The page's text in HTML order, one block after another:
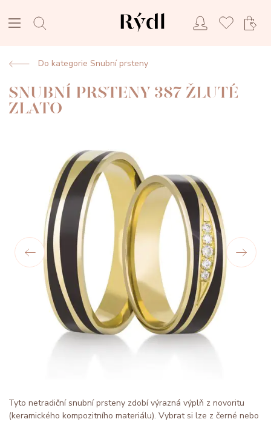
Do kategorie Snubní prsteny
SNUBNÍ PRSTENY 387 ŽLUTÉ
ZLATO
Tyto netradiční snubní prsteny zdobí výrazná výplň z novoritu
(keramického kompozitního materiálu). Vybrat si lze z černé nebo